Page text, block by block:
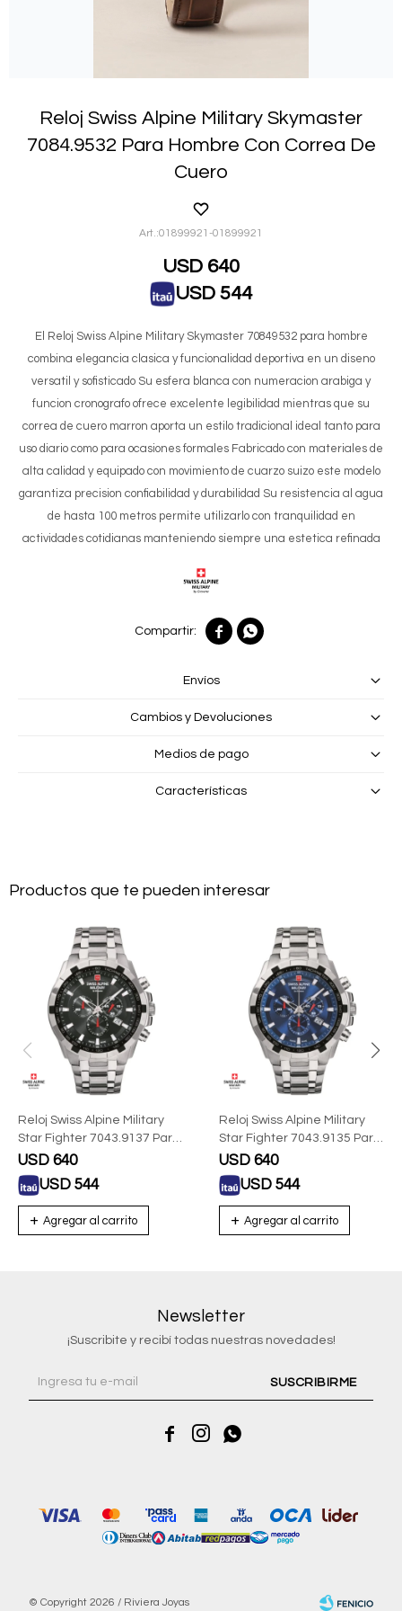
Reloj Swiss Alpine Military Skymaster
7084.9532 Para Hombre Con Correa De
Cuero
01899921-01899921
USD 640
USD 544
El Reloj Swiss Alpine Military Skymaster 70849532 para hombre
combina elegancia clasica y funcionalidad deportiva en un diseno
versatil y sofisticado Su esfera blanca con numeracion arabiga y
funcion cronografo ofrece excelente legibilidad mientras que su
correa de cuero marron aporta un estilo tradicional ideal tanto para
uso diario como para ocasiones formales Fabricado con materiales de
alta calidad y equipado con movimiento de cuarzo suizo este modelo
garantiza precision confiabilidad y durabilidad Su resistencia al agua
de hasta 100 metros permite utilizarlo con tranquilidad en
actividades cotidianas manteniendo siempre una estetica refinada
 
Envíos
Cambios y Devoluciones
Medios de pago
Características
Productos que te pueden interesar
Reloj Swiss Alpine Military
Star Fighter 7043.9137 Para
Hombre Con Correa De
Acero
USD 640
USD 544
Reloj Swiss Alpine Military
Star Fighter 7043.9135 Para
Hombre Con Correa De
Acero
USD 640
USD 544
Newsletter
¡Suscribite y recibí todas nuestras novedades!
SUSCRIBIRME
  
© Copyright 2026 / Riviera Joyas